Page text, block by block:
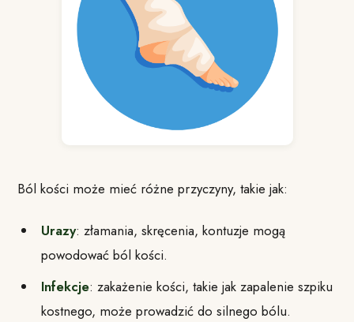
Ból kości może mieć różne przyczyny, takie jak:
Urazy: złamania, skręcenia, kontuzje mogą
powodować ból kości.
Infekcje: zakażenie kości, takie jak zapalenie szpiku
kostnego, może prowadzić do silnego bólu.